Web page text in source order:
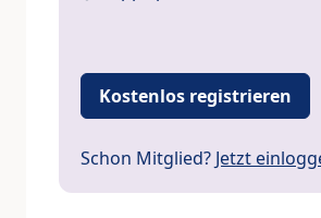
Kostenlos registrieren
Schon Mitglied? Jetzt